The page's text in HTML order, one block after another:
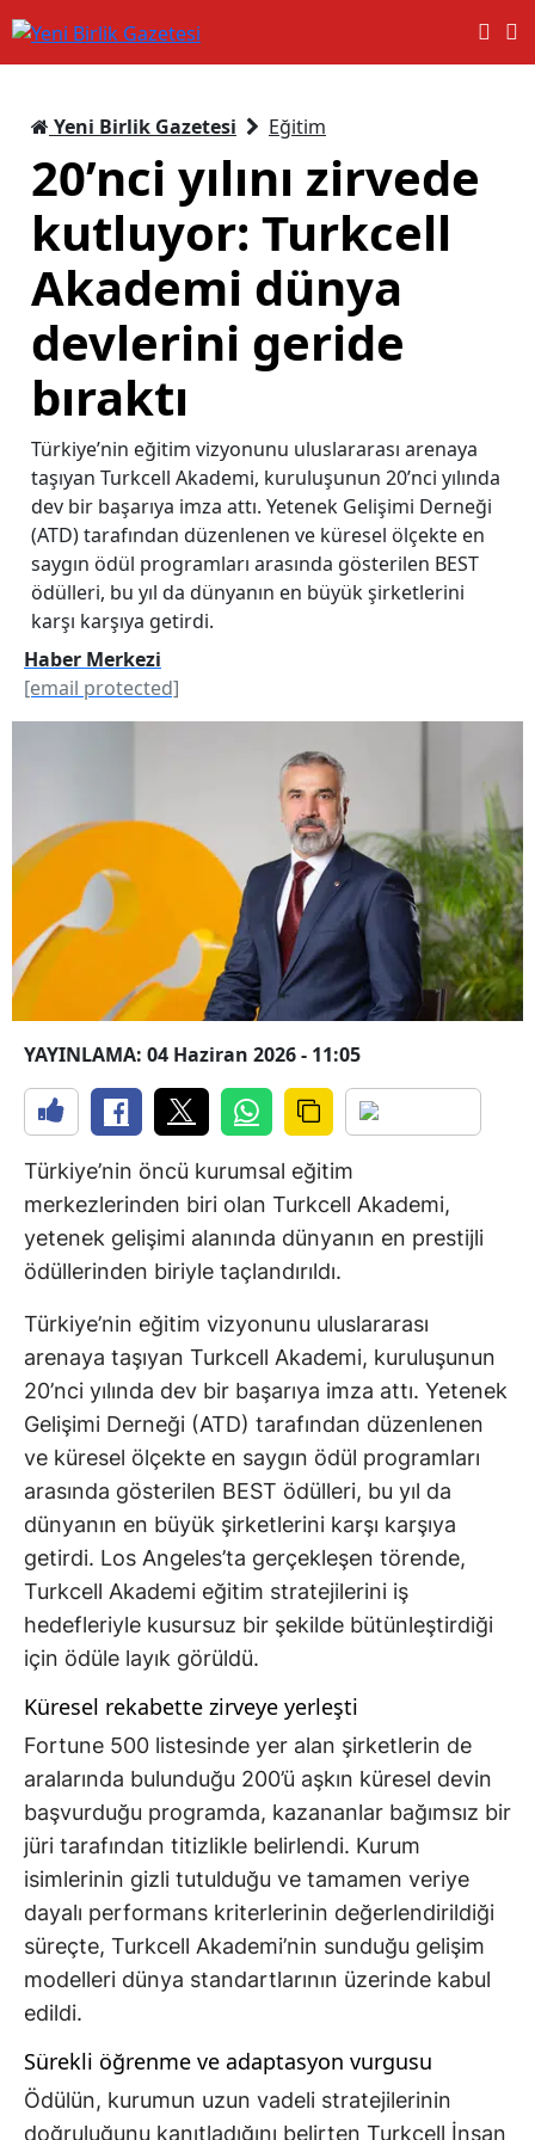
Yeni Birlik Gazetesi Eğitim
20’nci yılını zirvede
kutluyor: Turkcell
Akademi dünya
devlerini geride
bıraktı
Türkiye’nin eğitim vizyonunu uluslararası arenaya
taşıyan Turkcell Akademi, kuruluşunun 20’nci yılında
dev bir başarıya imza attı. Yetenek Gelişimi Derneği
(ATD) tarafından düzenlenen ve küresel ölçekte en
saygın ödül programları arasında gösterilen BEST
ödülleri, bu yıl da dünyanın en büyük şirketlerini
karşı karşıya getirdi.
Haber Merkezi
[email protected]
YAYINLAMA: 04 Haziran 2026 - 11:05
Türkiye’nin öncü kurumsal eğitim
merkezlerinden biri olan Turkcell Akademi,
yetenek gelişimi alanında dünyanın en prestijli
ödüllerinden biriyle taçlandırıldı.
Türkiye’nin eğitim vizyonunu uluslararası
arenaya taşıyan Turkcell Akademi, kuruluşunun
20’nci yılında dev bir başarıya imza attı. Yetenek
Gelişimi Derneği (ATD) tarafından düzenlenen
ve küresel ölçekte en saygın ödül programları
arasında gösterilen BEST ödülleri, bu yıl da
dünyanın en büyük şirketlerini karşı karşıya
getirdi. Los Angeles’ta gerçekleşen törende,
Turkcell Akademi eğitim stratejilerini iş
hedefleriyle kusursuz bir şekilde bütünleştirdiği
için ödüle layık görüldü.
Küresel rekabette zirveye yerleşti
Fortune 500 listesinde yer alan şirketlerin de
aralarında bulunduğu 200’ü aşkın küresel devin
başvurduğu programda, kazananlar bağımsız bir
jüri tarafından titizlikle belirlendi. Kurum
isimlerinin gizli tutulduğu ve tamamen veriye
dayalı performans kriterlerinin değerlendirildiği
süreçte, Turkcell Akademi’nin sunduğu gelişim
modelleri dünya standartlarının üzerinde kabul
edildi.
Sürekli öğrenme ve adaptasyon vurgusu
Ödülün, kurumun uzun vadeli stratejilerinin
doğruluğunu kanıtladığını belirten Turkcell İnsan